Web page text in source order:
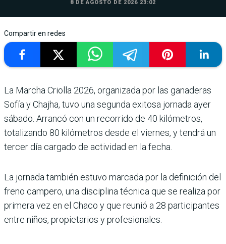
8 DE AGOSTO DE 2026 23:02
Compartir en redes
La Marcha Criolla 2026, organizada por las ganaderas
Sofía y Chajha, tuvo una segunda exitosa jornada ayer
sábado. Arrancó con un recorrido de 40 kilómetros,
totalizando 80 kilómetros desde el viernes, y tendrá un
tercer día cargado de actividad en la fecha.
La jornada también estuvo marcada por la definición del
freno campero, una disciplina técnica que se realiza por
primera vez en el Chaco y que reunió a 28 participantes
entre niños, propietarios y profesionales.